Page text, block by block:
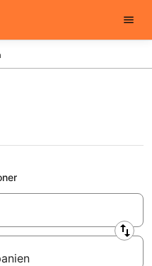
Manilva